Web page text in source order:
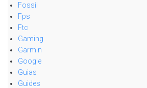
Fossil
Fps
Ftc
Gaming
Garmin
Google
Guias
Guides